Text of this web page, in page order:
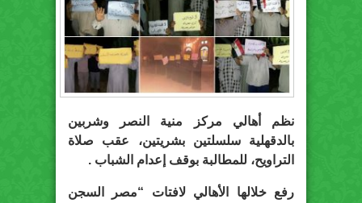
نظم أهالي مركز منية النصر وشربين
بالدقهلية سلسلتين بشريتين، عقب صلاة
التراويح، للمطالبة بوقف إعدام الشباب .
رفع خلالها الأهالي لافتات “مصر السجن